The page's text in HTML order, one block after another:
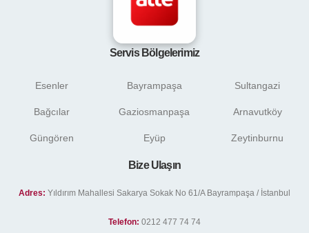
Servis Bölgelerimiz
Esenler
Bağcılar
Güngören
Bayrampaşa
Gaziosmanpaşa
Eyüp
Sultangazi
Arnavutköy
Zeytinburnu
Bize Ulaşın
Adres: Yıldırım Mahallesi Sakarya Sokak No 61/A Bayrampaşa / İstanbul
Telefon: 0212 477 74 74